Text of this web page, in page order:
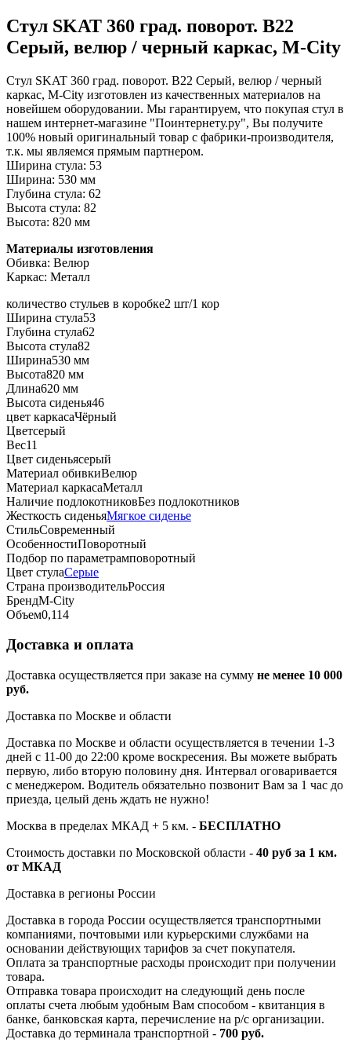
Стул SKAT 360 град. поворот. B22
Серый, велюр / черный каркас, М-City
Стул SKAT 360 град. поворот. B22 Серый, велюр / черный
каркас, М-City изготовлен из качественных материалов на
новейшем оборудовании. Мы гарантируем, что покупая стул в
нашем интернет-магазине "Поинтернету.ру", Вы получите
100% новый оригинальный товар с фабрики-производителя,
т.к. мы являемся прямым партнером.
Ширина стула: 53
Ширина: 530 мм
Глубина стула: 62
Высота стула: 82
Высота: 820 мм
Материалы изготовления
Обивка: Велюр
Каркас: Металл
количество стульев в коробке2 шт/1 кор
Ширина стула53
Глубина стула62
Высота стула82
Ширина530 мм
Высота820 мм
Длина620 мм
Высота сиденья46
цвет каркасаЧёрный
Цветсерый
Вес11
Цвет сиденьясерый
Материал обивкиВелюр
Материал каркасаМеталл
Наличие подлокотниковБез подлокотников
Жесткость сиденьяМягкое сиденье
СтильСовременный
ОсобенностиПоворотный
Подбор по параметрамповоротный
Цвет стулаСерые
Страна производительРоссия
БрендМ-City
Объем0,114
Доставка и оплата
Доставка осуществляется при заказе на сумму не менее 10 000
руб.
Доставка по Москве и области
Доставка по Москве и области осуществляется в течении 1-3
дней с 11-00 до 22:00 кроме воскресения. Вы можете выбрать
первую, либо вторую половину дня. Интервал оговаривается
с менеджером. Водитель обязательно позвонит Вам за 1 час до
приезда, целый день ждать не нужно!
Москва в пределах МКАД + 5 км. - БЕСПЛАТНО
Стоимость доставки по Московской области - 40 руб за 1 км.
от МКАД
Доставка в регионы России
Доставка в города России осуществляется транспортными
компаниями, почтовыми или курьерскими службами на
основании действующих тарифов за счет покупателя.
Оплата за транспортные расходы происходит при получении
товара.
Отправка товара происходит на следующий день после
оплаты счета любым удобным Вам способом - квитанция в
банке, банковская карта, перечисление на р/с организации.
Доставка до терминала транспортной - 700 руб.